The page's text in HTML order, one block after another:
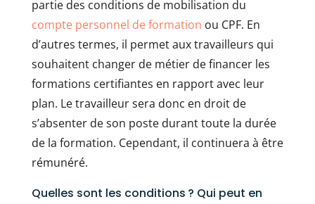
partie des conditions de mobilisation du
compte personnel de formation ou CPF. En
d’autres termes, il permet aux travailleurs qui
souhaitent changer de métier de financer les
formations certifiantes en rapport avec leur
plan. Le travailleur sera donc en droit de
s’absenter de son poste durant toute la durée
de la formation. Cependant, il continuera à être
rémunéré.
Quelles sont les conditions ? Qui peut en